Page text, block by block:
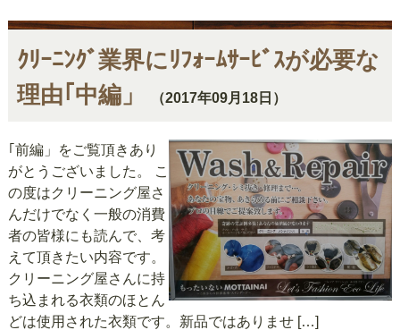
ｸﾘｰﾆﾝｸﾞ業界にﾘﾌｫｰﾑｻｰﾋﾞｽが必要な
理由｢中編」
（2017年09月18日）
｢前編」をご覧頂きあり
がとうございました。 こ
の度はクリーニング屋さ
んだけでなく一般の消費
者の皆様にも読んで、考
えて頂きたい内容です。
クリーニング屋さんに持
ち込まれる衣類のほとん
どは使用された衣類です。新品ではありませ […]